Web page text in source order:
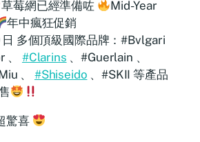
草莓網已經準備咗
Mid-Year
年中瘋狂促銷
日 多個頂級國際品牌：#Bvlgari
、 #Clarins 、#Guerlain 、
、 #Shiseido 、#SKII 等產品
驚喜